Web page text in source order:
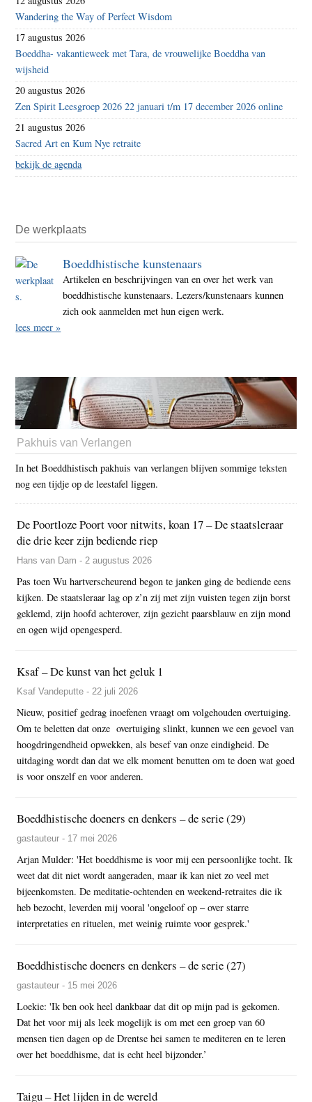
Wandering the Way of Perfect Wisdom
17 augustus 2026
Boeddha- vakantieweek met Tara, de vrouwelijke Boeddha van
wijsheid
20 augustus 2026
Zen Spirit Leesgroep 2026 22 januari t/m 17 december 2026 online
21 augustus 2026
Sacred Art en Kum Nye retraite
bekijk de agenda
De werkplaats
Boeddhistische kunstenaars
Artikelen en beschrijvingen van en over het werk van
boeddhistische kunstenaars. Lezers/kunstenaars kunnen
zich ook aanmelden met hun eigen werk.
lees meer »
Pakhuis van Verlangen
In het Boeddhistisch pakhuis van verlangen blijven sommige teksten
nog een tijdje op de leestafel liggen.
De Poortloze Poort voor nitwits, koan 17 – De staatsleraar
die drie keer zijn bediende riep
Hans van Dam - 2 augustus 2026
Pas toen Wu hartverscheurend begon te janken ging de bediende eens
kijken. De staatsleraar lag op z’n zij met zijn vuisten tegen zijn borst
geklemd, zijn hoofd achterover, zijn gezicht paarsblauw en zijn mond
en ogen wijd opengesperd.
Ksaf – De kunst van het geluk 1
Ksaf Vandeputte - 22 juli 2026
Nieuw, positief gedrag inoefenen vraagt om volgehouden overtuiging.
Om te beletten dat onze overtuiging slinkt, kunnen we een gevoel van
hoogdringendheid opwekken, als besef van onze eindigheid. De
uitdaging wordt dan dat we elk moment benutten om te doen wat goed
is voor onszelf en voor anderen.
Boeddhistische doeners en denkers – de serie (29)
gastauteur - 17 mei 2026
Arjan Mulder: 'Het boeddhisme is voor mij een persoonlijke tocht. Ik
weet dat dit niet wordt aangeraden, maar ik kan niet zo veel met
bijeenkomsten. De meditatie-ochtenden en weekend-retraites die ik
heb bezocht, leverden mij vooral 'ongeloof op – over starre
interpretaties en rituelen, met weinig ruimte voor gesprek.'
Boeddhistische doeners en denkers – de serie (27)
gastauteur - 15 mei 2026
Loekie: 'Ik ben ook heel dankbaar dat dit op mijn pad is gekomen.
Dat het voor mij als leek mogelijk is om met een groep van 60
mensen tien dagen op de Drentse hei samen te mediteren en te leren
over het boeddhisme, dat is echt heel bijzonder.’
Taigu – Het lijden in de wereld